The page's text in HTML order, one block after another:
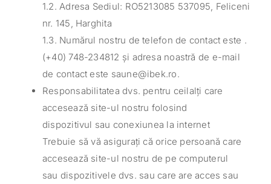
1.2. Adresa Sediul: RO5213085 537095, Feliceni
nr. 145, Harghita
1.3. Numărul nostru de telefon de contact este .
(+40) 748-234812 și adresa noastră de e-mail
de contact este saune@ibek.ro.
Responsabilitatea dvs. pentru ceilalți care
accesează site-ul nostru folosind
dispozitivul sau conexiunea la internet
Trebuie să vă asigurați că orice persoană care
accesează site-ul nostru de pe computerul
sau dispozitivele dvs. sau care are acces sau